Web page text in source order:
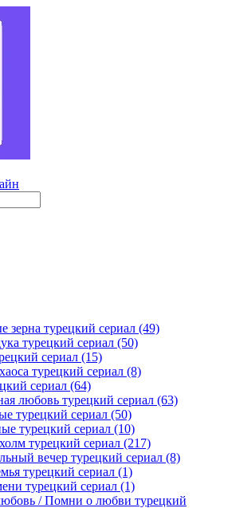
зерна турецкий сериал (49)
турецкий сериал (50)
сериал (15)
турецкий сериал (8)
сериал (64)
любовь турецкий сериал (63)
турецкий сериал (50)
турецкий сериал (10)
турецкий сериал (217)
вечер турецкий сериал (8)
турецкий сериал (1)
турецкий сериал (1)
/ Помни о любви турецкий